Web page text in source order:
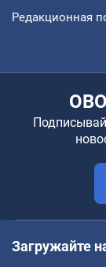
Редакционная
Загружайте